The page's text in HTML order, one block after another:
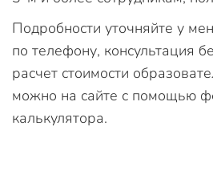
Подробности уточняйте у
по телефону, консультация
расчет стоимости
можно на сайте с помощью
калькулятора.